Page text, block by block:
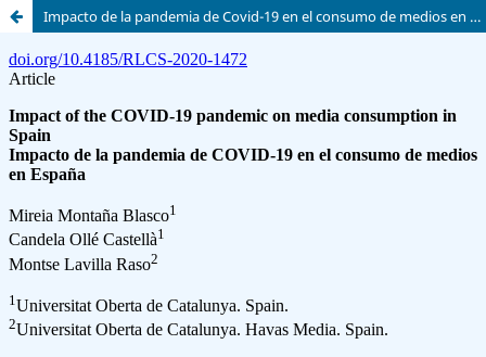
Impacto de la pandemia de Covid-19 en el consumo de medios en España